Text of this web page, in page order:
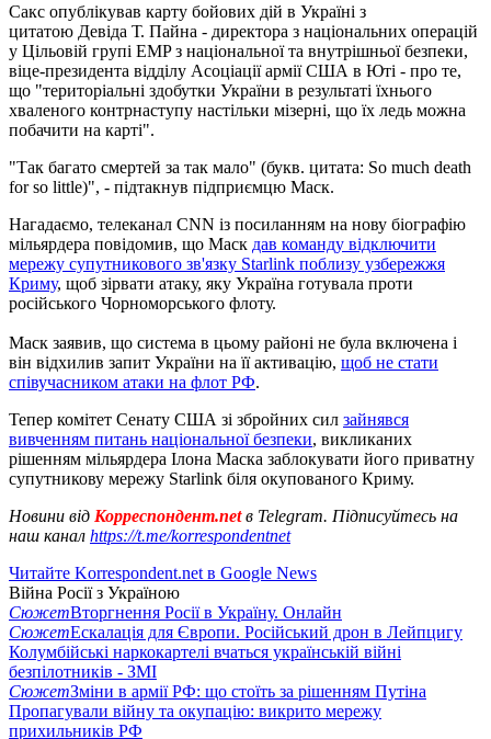
Сакс опублікував карту бойових дій в Україні з
цитатою Девіда Т. Пайна - директора з національних операцій
у Цільовій групі EMP з національної та внутрішньої безпеки,
віце-президента відділу Асоціації армії США в Юті - про те,
що "територіальні здобутки України в результаті їхнього
хваленого контрнаступу настільки мізерні, що їх ледь можна
побачити на карті".
"Так багато смертей за так мало" (букв. цитата: So much death
for so little)", - підтакнув підприємцю Маск.
Нагадаємо, телеканал CNN із посиланням на нову біографію
мільярдера повідомив, що Маск дав команду відключити
мережу супутникового зв'язку Starlink поблизу узбережжя
Криму, щоб зірвати атаку, яку Україна готувала проти
російського Чорноморського флоту.
Маск заявив, що система в цьому районі не була включена і
він відхилив запит України на її активацію, щоб не стати
співучасником атаки на флот РФ.
Тепер комітет Сенату США зі збройних сил зайнявся
вивченням питань національної безпеки, викликаних
рішенням мільярдера Ілона Маска заблокувати його приватну
супутникову мережу Starlink біля окупованого Криму.
Новини від Корреспондент.netв Telegram. Підписуйтесь на
наш канал https://t.me/korrespondentnet
Читайте Korrespondent.net в Google News
Війна Росії з Україною
СюжетВторгнення Росії в Україну. Онлайн
СюжетЕскалація для Європи. Російський дрон в Лейпцигу
Колумбійські наркокартелі вчаться українській війні
безпілотників - ЗМІ
СюжетЗміни в армії РФ: що стоїть за рішенням Путіна
Пропагували війну та окупацію: викрито мережу
прихильників РФ